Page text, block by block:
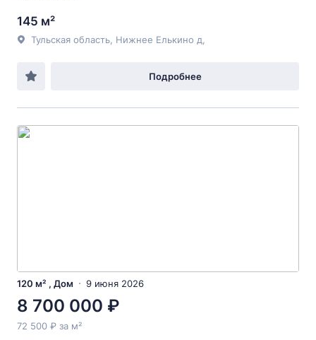
145 м²
Тульская область, Нижнее Елькино д,
Подробнее
120 м² , Дом 9 июня 2026
8 700 000 ₽
72 500 ₽ за м²